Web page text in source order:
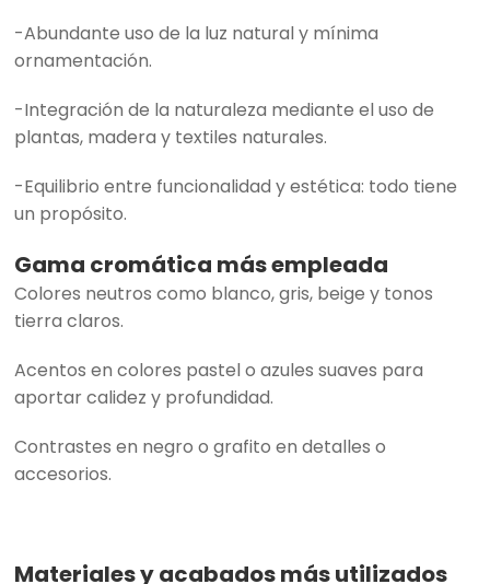
-Abundante uso de la luz natural y mínima
ornamentación.
-Integración de la naturaleza mediante el uso de
plantas, madera y textiles naturales.
-Equilibrio entre funcionalidad y estética: todo tiene
un propósito.
Gama cromática más empleada
Colores neutros como blanco, gris, beige y tonos
tierra claros.
Acentos en colores pastel o azules suaves para
aportar calidez y profundidad.
Contrastes en negro o grafito en detalles o
accesorios.
Materiales y acabados más utilizados